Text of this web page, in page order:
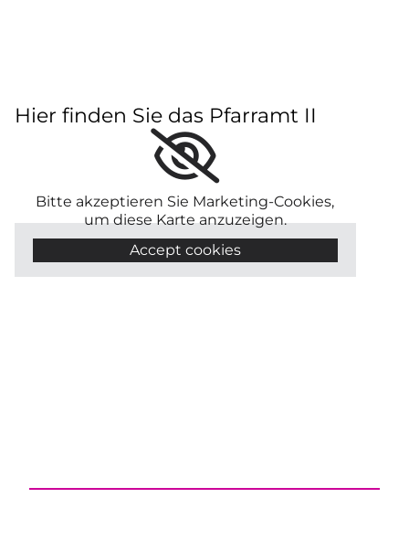
Hier finden Sie das Pfarramt II
Bitte akzeptieren Sie Marketing-Cookies,
um diese Karte anzuzeigen.
Accept cookies